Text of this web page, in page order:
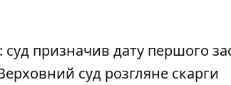
призначив дату першого
суд розгляне скарги